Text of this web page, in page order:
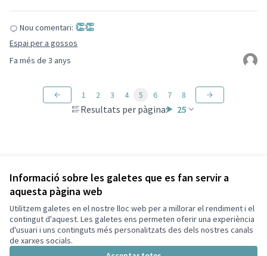
Informació sobre les galetes que es fan servir a
aquesta pàgina web
Utilitzem galetes en el nostre lloc web per a millorar el rendiment i el
contingut d'aquest. Les galetes ens permeten oferir una experiència
d'usuari i uns continguts més personalitzats des dels nostres canals
de xarxes socials.
Fa més de 3 anys
Nou comentari: 👏👏
Espai per a gossos
Resultats per pàgina: 25
1 2 3 4 5 6 7 8
Termes i condicions d'ús
Configuració de les galetes
Capellades a X
(Enllaç extern)
Capellades a Facebook
(Enllaç extern)
Triar la llenguaElegir el idioma